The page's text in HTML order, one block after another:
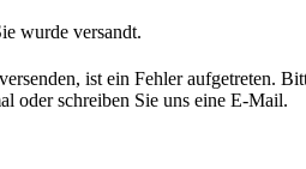
wurde versandt.
ist ein Fehler aufgetreten.
oder schreiben Sie uns eine E-Mail.